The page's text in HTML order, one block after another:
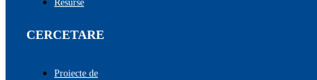
Resurse
CERCETARE
Proiecte de